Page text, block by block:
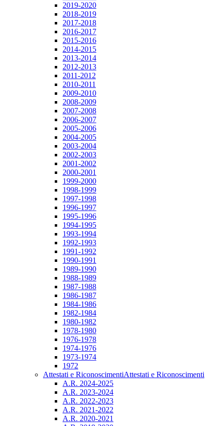
2019-2020
2018-2019
2017-2018
2016-2017
2015-2016
2014-2015
2013-2014
2012-2013
2011-2012
2010-2011
2009-2010
2008-2009
2007-2008
2006-2007
2005-2006
2004-2005
2003-2004
2002-2003
2001-2002
2000-2001
1999-2000
1998-1999
1997-1998
1996-1997
1995-1996
1994-1995
1993-1994
1992-1993
1991-1992
1990-1991
1989-1990
1988-1989
1987-1988
1986-1987
1984-1986
1982-1984
1980-1982
1978-1980
1976-1978
1974-1976
1973-1974
1972
Attestati e RiconoscimentiAttestati e Riconoscimenti
A.R. 2024-2025
A.R. 2023-2024
A.R. 2022-2023
A.R. 2021-2022
A.R. 2020-2021